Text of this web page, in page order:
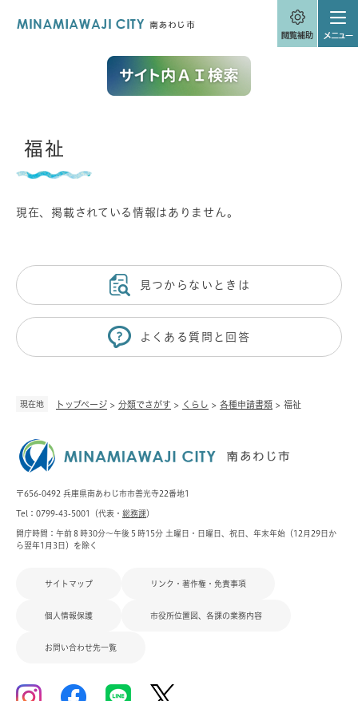
現在地 トップページ > 分類でさがす > くらし > 各種申請書類 > 福祉
文福祉
現在、掲載されている情報はありません。
見つからないときは
よくある質問と回答
〒656-0492 兵庫県南あわじ市市善光寺22番地1
Tel：0799-43-5001（代表・ 総務課）
開庁時間：午前８時30分～午後５時15分 土曜日・日曜日、祝日、年末年始（12月29日か
ら翌年1月3日）を除く
サイトマップ リンク・著作権・免責事項
個人情報保護 市役所位置図、各課の業務内容
お問い合わせ先一覧